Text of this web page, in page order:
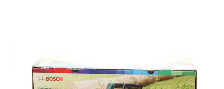
MAMMAMIA
Marcato